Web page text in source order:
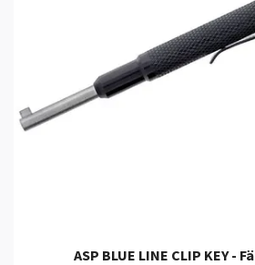
ASP BLUE LINE CLIP KEY -